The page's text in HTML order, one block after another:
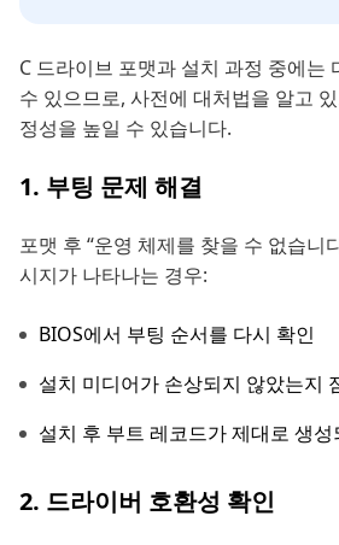
C 드라이브 포맷과 설치 과정 중에는
수 있으므로, 사전에 대처법을 알고
정성을 높일 수 있습니다.
1. 부팅 문제 해결
포맷 후 “운영 체제를 찾을 수 없습니
시지가 나타나는 경우:
BIOS에서 부팅 순서를 다시 확인
설치 미디어가 손상되지 않았는지
설치 후 부트 레코드가 제대로 생
2. 드라이버 호환성 확인